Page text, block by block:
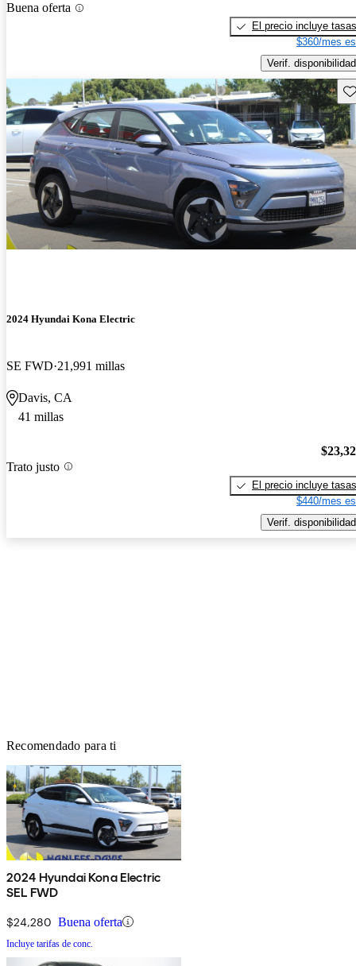
Buena oferta
El precio incluye tasas
$360/mes
Verif. disponibilidad
2024 Hyundai Kona Electric
SE FWD 21,991 millas
Davis, CA
41 millas
Trato justo
El precio incluye tasas
$440/mes
Verif. disponibilidad
Recomendado para ti
2024 Hyundai Kona Electric
SEL FWD
$24,280 Buena oferta
Incluye tarifas de conc.